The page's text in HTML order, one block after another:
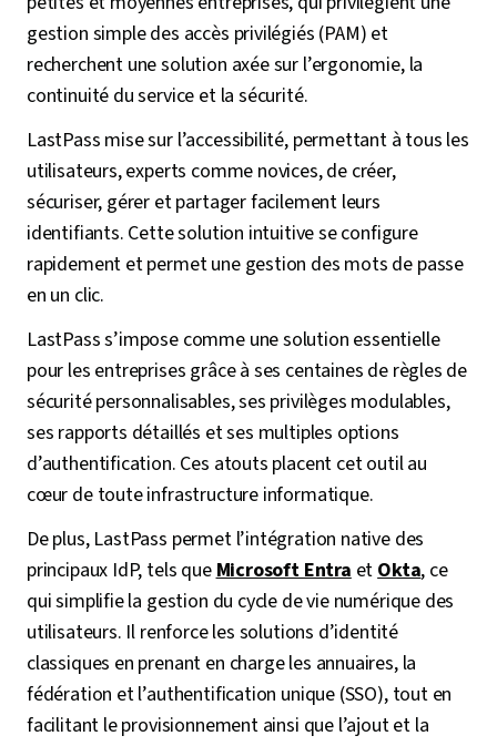
gestion simple des accès privilégiés (PAM) et
recherchent une solution axée sur l’ergonomie, la
continuité du service et la sécurité.
LastPass mise sur l’accessibilité, permettant à tous les
utilisateurs, experts comme novices, de créer,
sécuriser, gérer et partager facilement leurs
identifiants. Cette solution intuitive se configure
rapidement et permet une gestion des mots de passe
en un clic.
LastPass s’impose comme une solution essentielle
pour les entreprises grâce à ses centaines de règles de
sécurité personnalisables, ses privilèges modulables,
ses rapports détaillés et ses multiples options
d’authentification. Ces atouts placent cet outil au
cœur de toute infrastructure informatique.
De plus, LastPass permet l’intégration native des
principaux IdP, tels que Microsoft Entra et Okta, ce
qui simplifie la gestion du cycle de vie numérique des
utilisateurs. Il renforce les solutions d’identité
classiques en prenant en charge les annuaires, la
fédération et l’authentification unique (SSO), tout en
facilitant le provisionnement ainsi que l’ajout et la